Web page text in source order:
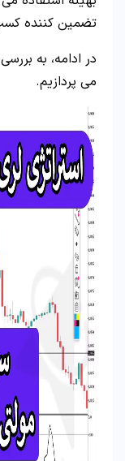
تضمین کننده
در ادامه، به
می پردازیم.